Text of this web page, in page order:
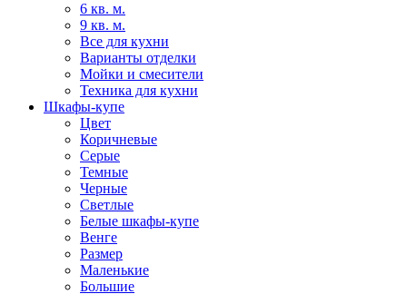
6 кв. м.
9 кв. м.
Все для кухни
Варианты отделки
Мойки и смесители
Техника для кухни
Шкафы-купе
Цвет
Коричневые
Серые
Темные
Черные
Светлые
Белые шкафы-купе
Венге
Размер
Маленькие
Большие